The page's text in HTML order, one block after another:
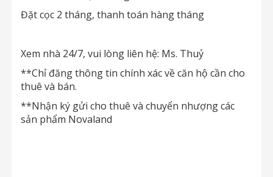
Đặt cọc 2 tháng, thanh toán hàng tháng
Xem nhà 24/7, vui lòng liên hệ: Ms. Thuỷ
**Chỉ đăng thông tin chính xác về căn hộ cần cho
thuê và bán.
**Nhận ký gửi cho thuê và chuyển nhượng các
sản phẩm Novaland